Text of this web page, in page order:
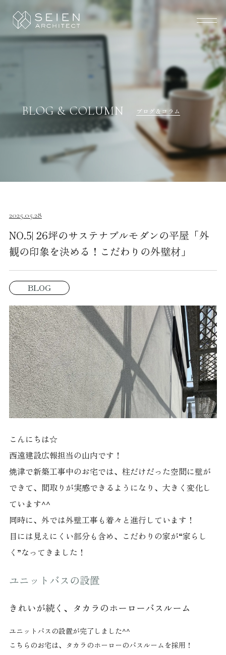
BLOG & COLUMN ブログ＆コラム
2025.05.28
NO.5| 26坪のサステナブルモダンの平屋「外
観の印象を決める！こだわりの外壁材」
BLOG
こんにちは☆
西遠建設広報担当の山内です！
焼津で新築工事中のお宅では、柱だけだった空間に壁が
できて、間取りが実感できるようになり、大きく変化し
ています^^
同時に、外では外壁工事も着々と進行しています！
目には見えにくい部分も含め、こだわりの家が“家らし
く”なってきました！
ユニットバスの設置
きれいが続く、タカラのホーローバスルーム
ユニットバスの設置が完了しました^^
こちらのお宅は、タカラのホーローのバスルームを採用！